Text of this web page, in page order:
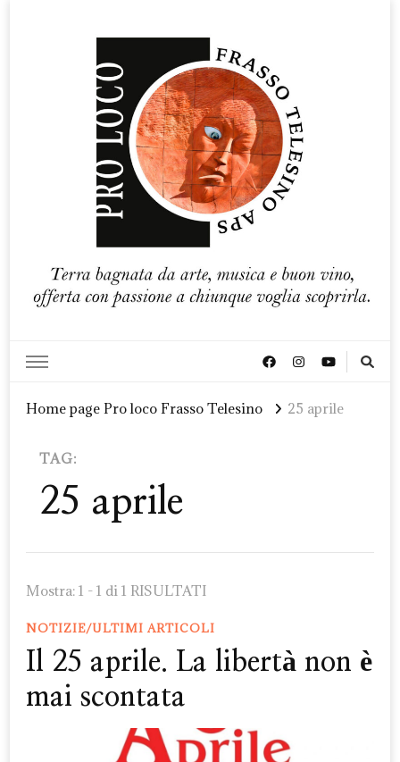
Home page Pro loco Frasso Telesino 25 aprile
TAG:
25 aprile
Mostra: 1 - 1 di 1 RISULTATI
NOTIZIE/ULTIMI ARTICOLI
Il 25 aprile. La libertà non è
mai scontata